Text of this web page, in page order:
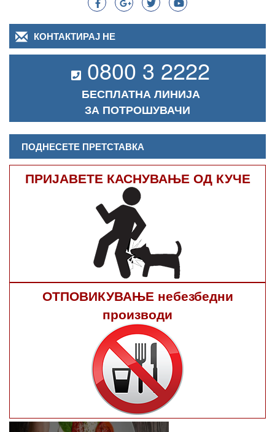
КОНТАКТИРАЈ НЕ
0800 3 2222
БЕСПЛАТНА ЛИНИЈА
ЗА ПОТРОШУВАЧИ
ПОДНЕСЕТЕ ПРЕТСТАВКА
ПРИЈАВЕТЕ КАСНУВАЊЕ ОД КУЧЕ
ОТПОВИКУВАЊЕ небезбедни
производи